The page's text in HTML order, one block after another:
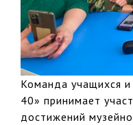
Команда учащихся
40» принимает
достижений